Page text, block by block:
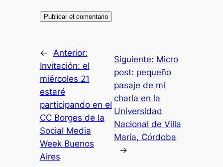
←
Anterior:
Invitación: el
miércoles 21
estaré
participando en el
CC Borges de la
Social Media
Week Buenos
Aires
Siguiente: Micro
post: pequeño
pasaje de mi
charla en la
Universidad
Nacional de Villa
María, Córdoba
→